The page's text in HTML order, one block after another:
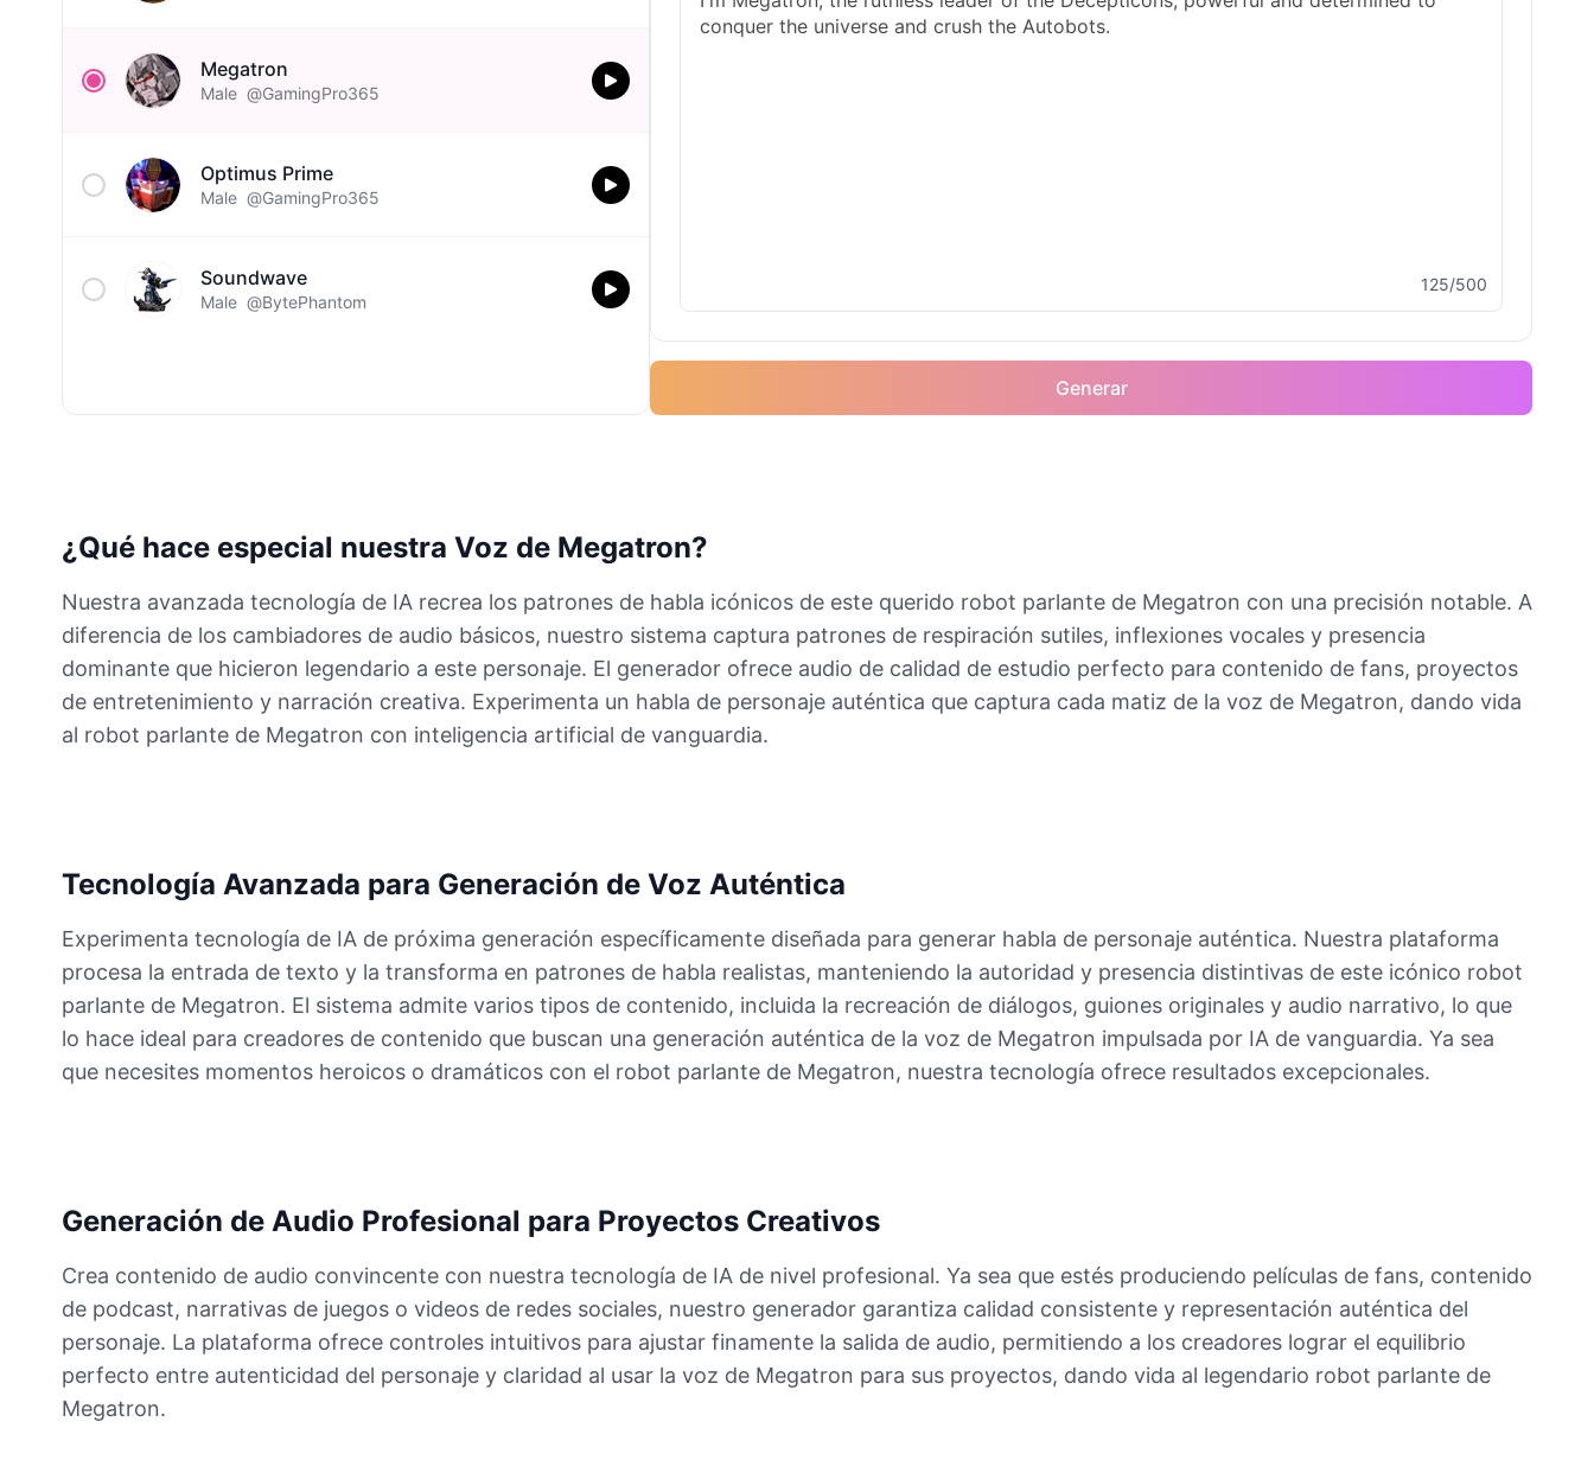
Megatron
Male @GamingPro365
Optimus Prime
Male @GamingPro365
Soundwave
Male @BytePhantom
125/500
Generar
¿Qué hace especial nuestra Voz de Megatron?
Nuestra avanzada tecnología de IA recrea los patrones de habla icónicos de este querido robot parlante de Megatron con una precisión notable. A
diferencia de los cambiadores de audio básicos, nuestro sistema captura patrones de respiración sutiles, inflexiones vocales y presencia
dominante que hicieron legendario a este personaje. El generador ofrece audio de calidad de estudio perfecto para contenido de fans, proyectos
de entretenimiento y narración creativa. Experimenta un habla de personaje auténtica que captura cada matiz de la voz de Megatron, dando vida
al robot parlante de Megatron con inteligencia artificial de vanguardia.
Tecnología Avanzada para Generación de Voz Auténtica
Experimenta tecnología de IA de próxima generación específicamente diseñada para generar habla de personaje auténtica. Nuestra plataforma
procesa la entrada de texto y la transforma en patrones de habla realistas, manteniendo la autoridad y presencia distintivas de este icónico robot
parlante de Megatron. El sistema admite varios tipos de contenido, incluida la recreación de diálogos, guiones originales y audio narrativo, lo que
lo hace ideal para creadores de contenido que buscan una generación auténtica de la voz de Megatron impulsada por IA de vanguardia. Ya sea
que necesites momentos heroicos o dramáticos con el robot parlante de Megatron, nuestra tecnología ofrece resultados excepcionales.
Generación de Audio Profesional para Proyectos Creativos
Crea contenido de audio convincente con nuestra tecnología de IA de nivel profesional. Ya sea que estés produciendo películas de fans, contenido
de podcast, narrativas de juegos o videos de redes sociales, nuestro generador garantiza calidad consistente y representación auténtica del
personaje. La plataforma ofrece controles intuitivos para ajustar finamente la salida de audio, permitiendo a los creadores lograr el equilibrio
perfecto entre autenticidad del personaje y claridad al usar la voz de Megatron para sus proyectos, dando vida al legendario robot parlante de
Megatron.